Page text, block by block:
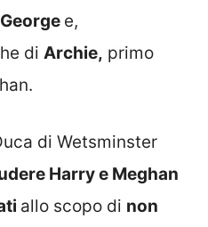
e,
di Archie, primo
di Wetsminster
Harry e Meghan
allo scopo di non